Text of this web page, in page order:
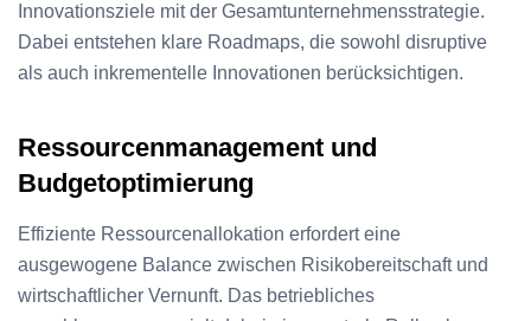
Innovationsziele mit der Gesamtunternehmensstrategie.
Dabei entstehen klare Roadmaps, die sowohl disruptive
als auch inkrementelle Innovationen berücksichtigen.
Ressourcenmanagement und
Budgetoptimierung
Effiziente Ressourcenallokation erfordert eine
ausgewogene Balance zwischen Risikobereitschaft und
wirtschaftlicher Vernunft. Das betriebliches